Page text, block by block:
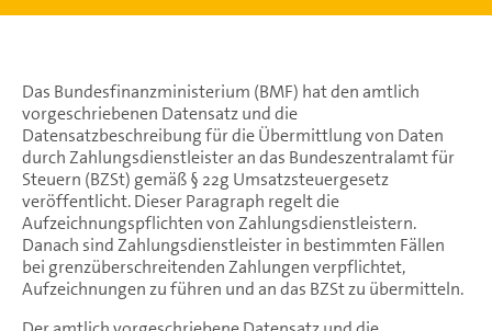
Das Bundesfinanzministerium (BMF) hat den amtlich
vorgeschriebenen Datensatz und die
Datensatzbeschreibung für die Übermittlung von Daten
durch Zahlungsdienstleister an das Bundeszentralamt für
Steuern (BZSt) gemäß § 22g Umsatzsteuergesetz
veröffentlicht. Dieser Paragraph regelt die
Aufzeichnungspflichten von Zahlungsdienstleistern.
Danach sind Zahlungsdienstleister in bestimmten Fällen
bei grenzüberschreitenden Zahlungen verpflichtet,
Aufzeichnungen zu führen und an das BZSt zu übermitteln.